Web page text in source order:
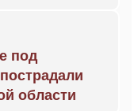
под
области